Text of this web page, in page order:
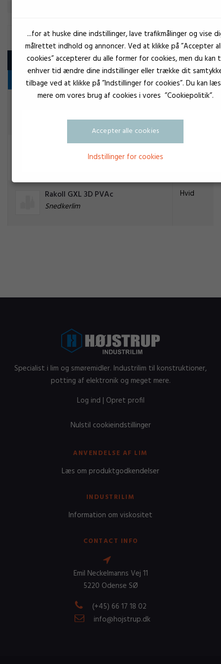
PVA
Produkt
Snedkerlim
Brik-Cen D4 B-1438 PU Brun
Rakoll GXL 3D PVAc
Snedkerlim
Hvid
Specialist i lim og smøremidler. Industrilim til konstruktioner,
potting af elektronik og meget mere.
Log ind | Opret profil
Nulstil cookieindstillinger
ANVENDELSE AF LIM
Læs om produktgodkendelser
INDUSTRILIM
Information om viskositet
CONTACT INFO
Emil Neckelmanns Vej 11
5220 Odense SØ
(+45) 66 17 18 02
info@hojstrup.dk
...for at huske dine indstillinger, lave trafikmålinger og vise
målrettet indhold og annoncer. Ved at klikke på ”Accepter
cookies” accepterer du alle former for cookies, men du kan
enhver tid ændre dine indstillinger eller trække dit
tilbage ved at klikke på ”Indstillinger for cookies”. Du kan
mere om vores brug af cookies i vores ”Cookiepolitik”.
Accepter alle cookies
Indstillinger for cookies